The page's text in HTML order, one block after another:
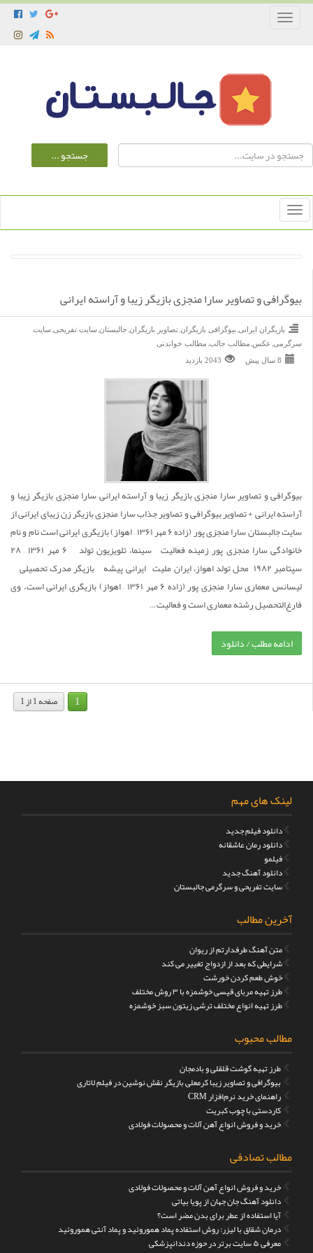
Toggle
Toggle
navigation
بیوگرافی و تصاویر سارا منجزی بازیگر زیبا و آراسته ایرانی
بازیگران ایرانی, بیوگرافی بازیگران,تصاویر بازیگران, جالبستان,سایت تفریحی,سایت
سرگرمی, عکس, مطالب جالب, مطالب خواندنی
8 سال پیش
2043 بازديد
بیوگرافی و تصاویر سارا منجزی بازیگر زیبا و آراسته ایرانی سارا منجزی بازیگر زیبا و
آراسته ایرانی + تصاویر بیوگرافی و تصاویر جذاب سارا منجزی بازیگر زن زیبای ایرانی از
سایت جالبستان سارا منجزی پور (زاده ۶ مهر ۱۳۶۱ – اهواز) بازیگری ایرانی است نام و نام
خانوادگی سارا منجزی پور زمینه فعالیت سینما، تلویزیون تولد ۶ مهر ۱۳۶۱ – ۲۸
سپتامبر ۱۹۸۲ ‏ محل تولد اهواز، ایران ملیت ایرانی پیشه بازیگر مدرک تحصیلی
لیسانس معماری سارا منجزی پور (زاده ۶ مهر ۱۳۶۱ – اهواز) بازیگری ایرانی است. وی
فارغ‌التحصیل رشته معماری است و فعالیت…
ادامه مطلب / دانلود
صفحه 1 از 1 1
لینک های مهم
دانلود فیلم جدید
دانلود رمان عاشقانه
فیلمو
دانلود آهنگ جدید
سایت تفریحی و سرگرمی جالبستان
آخرین مطالب
متن آهنگ طرفدارتم از ریوان
شرایطی که بعد از ازدواج تغییر می کند
خوش طعم کردن خورشت
طرز تهیه مربای قیسی خوشمزه با ۳ روش مختلف
طرز تهیه انواع مختلف ترشی زیتون سبز خوشمزه
مطالب محبوب
طرز تهیه گوشت قلقلی و بادمجان
بیوگرافی و تصاویر زیبا کرمعلی بازیگر نقش نوشین در فیلم لاتاری
راهنمای خرید نرم‌افزار CRM
کاردستی با چوب کبریت
خرید و فروش انواع آهن آلات و محصولات فولادی
مطالب تصادفی
خرید و فروش انواع آهن آلات و محصولات فولادی
دانلود آهنگ جان جهان از پویا بیاتی
آیا استفاده از عطر برای بدن مضر است؟
درمان شقاق با لیزر: روش استفاده پماد هموروئید و پماد آنتی هموروئید
معرفی ۵ سایت برتر در حوزه دندانپزشکی